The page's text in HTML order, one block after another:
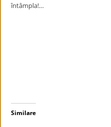
întâmpla!…
Similare